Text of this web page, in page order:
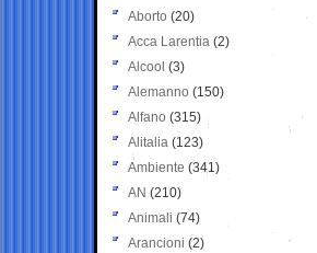
Aborto (20)
Acca Larentia (2)
Alcool (3)
Alemanno (150)
Alfano (315)
Alitalia (123)
Ambiente (341)
AN (210)
Animali (74)
Arancioni (2)